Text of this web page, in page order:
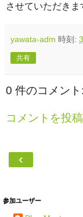
させていただきま
yawata-adm 時刻:
共有
0 件のコメント:
コメントを投稿
‹
参加ユーザー